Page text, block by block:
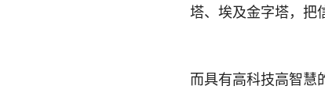
塔、埃及金字塔，把
而具有高科技高智慧